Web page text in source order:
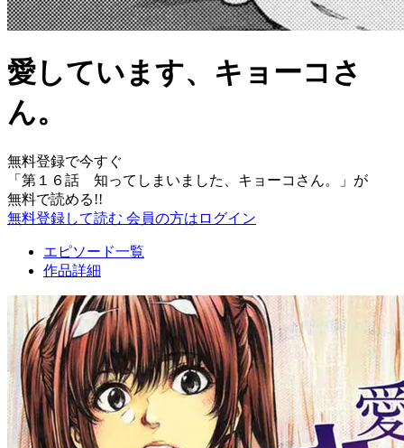
愛しています、キョーコさ
ん。
無料登録で今すぐ
「 第１６話 知ってしまいました、キョーコさん。
」が
無料で読める!!
無料登録して読む 会員の方はログイン
エピソード一覧
作品詳細